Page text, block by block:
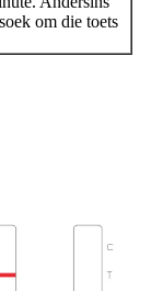
om die toets